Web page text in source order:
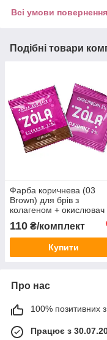
Всі умови повернення
Подібні товари
Фарба коричнева (03
Brown) для брів з
колагеном + окислювач
110 ₴/комплект
Купити
Про нас
100% позитивних з
Працює з